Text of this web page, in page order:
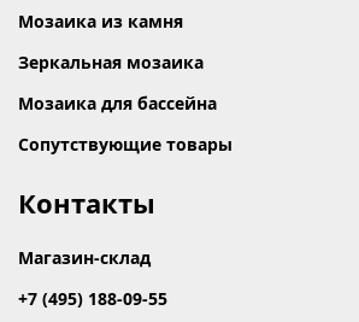
Мозаика из камня
Зеркальная мозаика
Мозаика для бассейна
Сопутствующие товары
Контакты
Магазин-склад
+7 (495) 188-09-55